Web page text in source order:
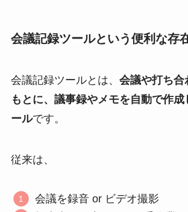
会議記録ツールという便利な存
会議記録ツールとは、 会議や打ち合
もとに、議事録やメモを自動で作成
ールです。
従来は、
会議を録音 or ビデオ撮影